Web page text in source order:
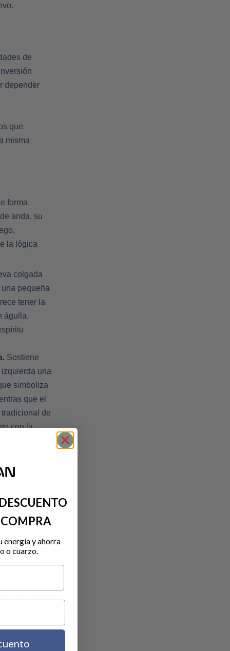
de
depender
que
misma
forma
anda, su
la lógica
colgada
pequeña
tener la
águila,
Sostiene
una
simboliza
que el
de
con la
elevan a
ha sido
de
comunicar
depende
energía y ahorra
o cuarzo.